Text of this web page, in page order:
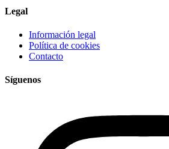
Legal
Información legal
Política de cookies
Contacto
Síguenos